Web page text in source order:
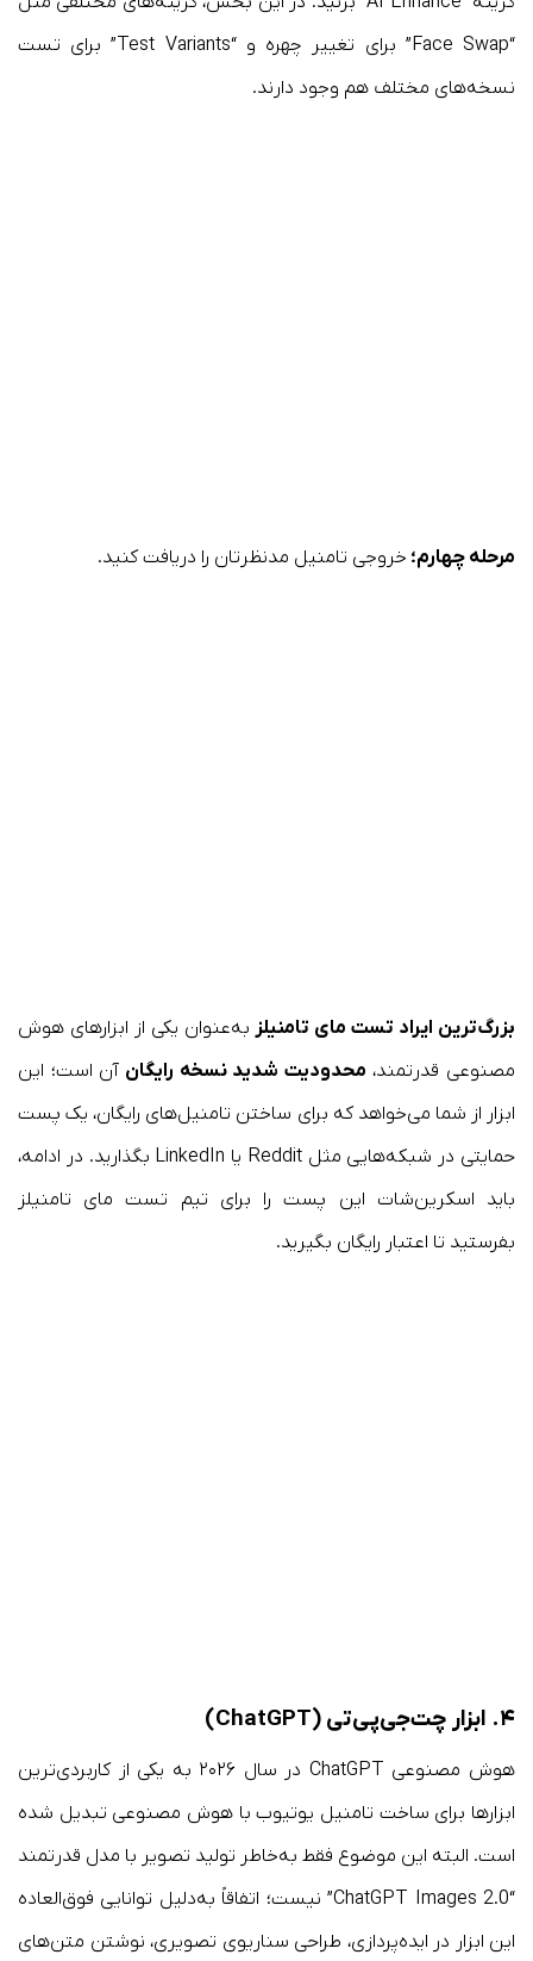
“Face Swap” برای تغییر چهره و “Test Variants” برای تست
نسخه‌های مختلف هم وجود دارند.
مرحله چهارم؛ خروجی تامنیل مدنظرتان را دریافت کنید.
بزرگ‌ترین ایراد تست مای تامنیلز به‌عنوان یکی از ابزارهای هوش
مصنوعی قدرتمند، محدودیت شدید نسخه رایگان آن است؛ این
ابزار از شما می‌خواهد که برای ساختن تامنیل‌های رایگان، یک پست
حمایتی در شبکه‌هایی مثل Reddit یا LinkedIn بگذارید. در ادامه،
باید اسکرین‌شات این پست را برای تیم تست مای تامنیلز
بفرستید تا اعتبار رایگان بگیرید.
۴. ابزار چت‌جی‌پی‌تی (ChatGPT)
هوش مصنوعی ChatGPT در سال ۲۰۲۶ به یکی از کاربردی‌ترین
ابزارها برای ساخت تامنیل یوتیوب با هوش مصنوعی تبدیل شده
است. البته این موضوع فقط به‌خاطر تولید تصویر با مدل قدرتمند
“ChatGPT Images 2.0” نیست؛ اتفاقاً به‌دلیل توانایی فوق‌العاده
این ابزار در ایده‌پردازی، طراحی سناریوی تصویری، نوشتن متن‌های